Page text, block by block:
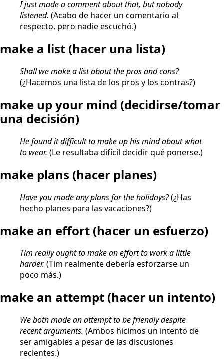
I just made a comment about that, but nobody
listened. (Acabo de hacer un comentario al
respecto, pero nadie escuchó.)
make a list (hacer una lista)
Shall we make a list about the pros and cons?
(¿Hacemos una lista de los pros y los contras?)
make up your mind (decidirse/tomar
una decisión)
He found it difficult to make up his mind about what
to wear. (Le resultaba difícil decidir qué ponerse.)
make plans (hacer planes)
Have you made any plans for the holidays?(¿Has
hecho planes para las vacaciones?)
make an effort (hacer un esfuerzo)
Tim really ought to make an effort to work a little
harder. (Tim realmente debería esforzarse un
poco más.)
make an attempt (hacer un intento)
We both made an attempt to be friendly despite
recent arguments. (Ambos hicimos un intento de
ser amigables a pesar de las discusiones
recientes.)